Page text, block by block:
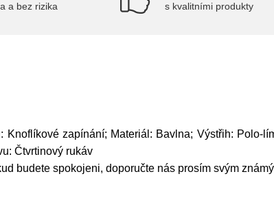
a bez rizika s kvalitními produkty
zapínání; Materiál: Bavlna; Výstřih: Polo-
Čtvrtinový rukáv
budete spokojeni, doporučte nás prosím svým